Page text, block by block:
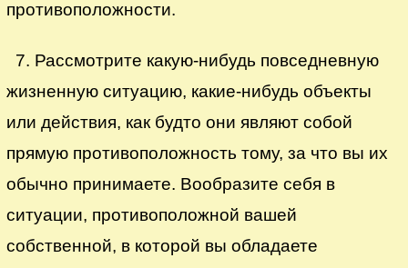
противоположности.
7. Рассмотрите какую-нибудь повседневную
жизненную ситуацию, какие-нибудь объекты
или действия, как будто они являют собой
прямую противоположность тому, за что вы их
обычно принимаете. Вообразите себя в
ситуации, противоположной вашей
собственной, в которой вы обладаете